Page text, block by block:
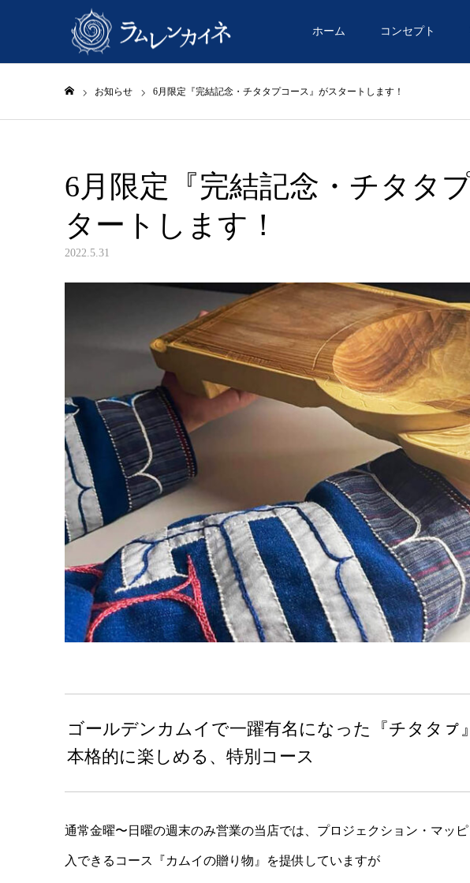
ホーム コンセプト
お知らせ 6月限定『完結記念・チタタプコース』がスタートします！
6月限定『完結記念・チタタ
タートします！
2022.5.31
ゴールデンカムイで一躍有名になった『チタタㇷ゚
本格的に楽しめる、特別コース
通常金曜〜日曜の週末のみ営業の当店では、プロジェクション・マッ
入できるコース『カムイの贈り物』を提供していますが